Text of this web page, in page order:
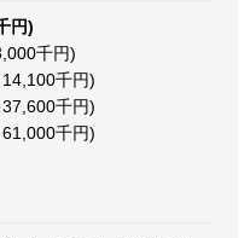
円)
千円)
千円)
千円)
千円)